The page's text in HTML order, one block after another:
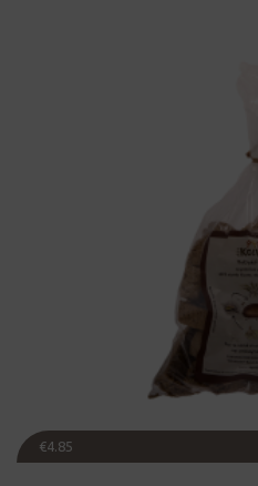
€4.85